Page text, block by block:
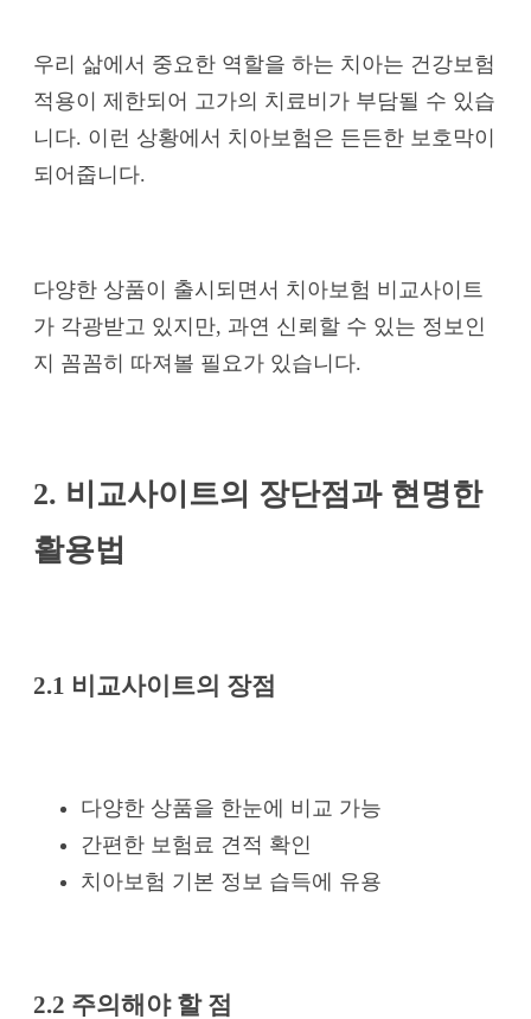
우리 삶에서 중요한 역할을 하는 치아는 건강보험
적용이 제한되어 고가의 치료비가 부담될 수 있습
니다. 이런 상황에서 치아보험은 든든한 보호막이
되어줍니다.
다양한 상품이 출시되면서 치아보험 비교사이트
가 각광받고 있지만, 과연 신뢰할 수 있는 정보인
지 꼼꼼히 따져볼 필요가 있습니다.
2. 비교사이트의 장단점과 현명한
활용법
2.1 비교사이트의 장점
다양한 상품을 한눈에 비교 가능
간편한 보험료 견적 확인
치아보험 기본 정보 습득에 유용
2.2 주의해야 할 점